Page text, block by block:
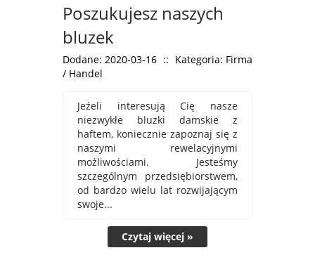
Poszukujesz naszych
bluzek
Dodane: 2020-03-16 :: Kategoria: Firma
/ Handel
Jeżeli interesują Cię nasze
niezwykłe bluzki damskie z
haftem, koniecznie zapoznaj się z
naszymi rewelacyjnymi
możliwościami. Jesteśmy
szczególnym przedsiębiorstwem,
od bardzo wielu lat rozwijającym
swoje...
Czytaj więcej »